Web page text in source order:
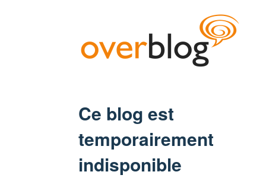
Ce blog est
temporairement
indisponible